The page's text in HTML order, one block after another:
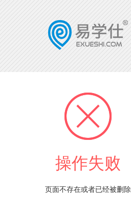
操作失败
页面不存在或者已经被删除